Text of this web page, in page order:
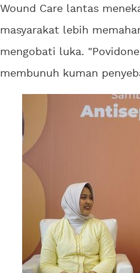
Wound Care lantas
masyarakat lebih
mengobati luka.
membunuh kuman